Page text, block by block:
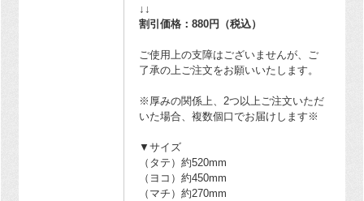
↓↓
割引価格：880円（税込）
ご使用上の支障はございませんが、ご
了承の上ご注文をお願いいたします。
※厚みの関係上、2つ以上ご注文いただ
いた場合、複数個口でお届けします※
▼サイズ
（タテ）約520mm
（ヨコ）約450mm
（マチ）約270mm